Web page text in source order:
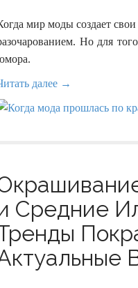
мир моды создает
Но для
далее →
Средние